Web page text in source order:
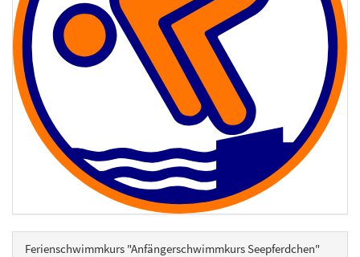
Ferienschwimmkurs "Anfängerschwimmkurs Seepferdchen"